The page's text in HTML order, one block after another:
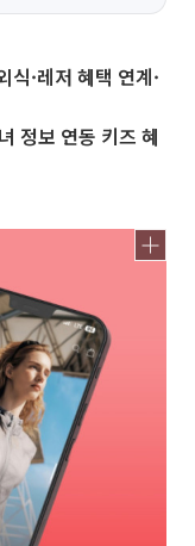
·레저 혜택 연계·
정보 연동 키즈 혜